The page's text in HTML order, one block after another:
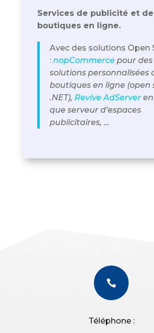
Services de publicité et de
boutiques en ligne.
Avec des solutions Open
: nopCommercepour des
solutions personnalisées
boutiques en ligne (open
.NET), Revive AdServer
que serveur d’espaces
publicitaires, …

Téléphone :